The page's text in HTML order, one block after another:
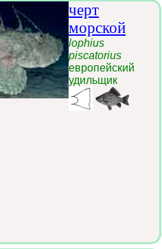
черт
морской
lophius
piscatorius
европейский
удильщик